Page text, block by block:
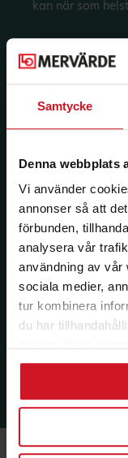
Samtycke
Denna webbplats
Vi använder
annonser så att
förbunden,
analysera vår
användning av vår
sociala medier,
tur kombinera
du har
kan när som